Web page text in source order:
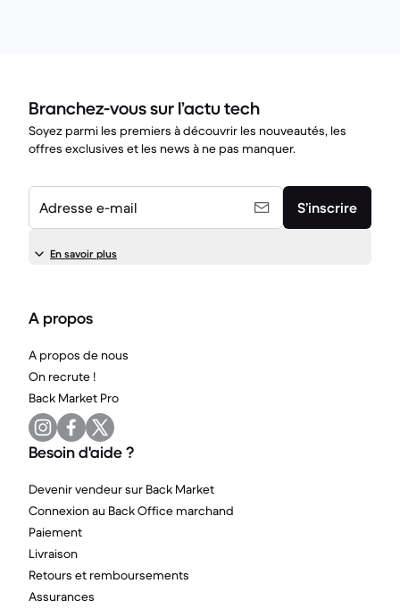
Branchez-vous sur l’actu tech
Soyez parmi les premiers à découvrir les nouveautés, les
offres exclusives et les news à ne pas manquer.
Adresse e-mail S’inscrire
En savoir plus
A propos
A propos de nous
On recrute !
Back Market Pro
Besoin d'aide ?
Devenir vendeur sur Back Market
Connexion au Back Office marchand
Paiement
Livraison
Retours et remboursements
Assurances